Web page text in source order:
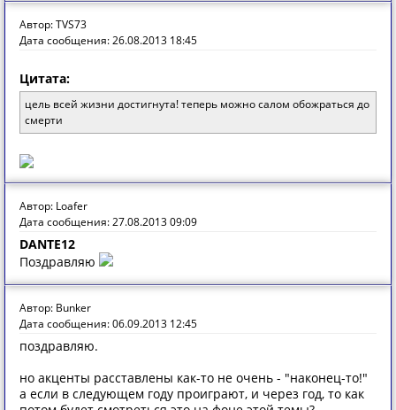
Автор: TVS73
Дата сообщения: 26.08.2013 18:45
Цитата:
цель всей жизни достигнута! теперь можно салом обожраться до
смерти
Автор: Loafer
Дата сообщения: 27.08.2013 09:09
DANTE12
Поздравляю
Автор: Bunker
Дата сообщения: 06.09.2013 12:45
поздравляю.
но акценты расставлены как-то не очень - "наконец-то!"
а если в следующем году проиграют, и через год, то как